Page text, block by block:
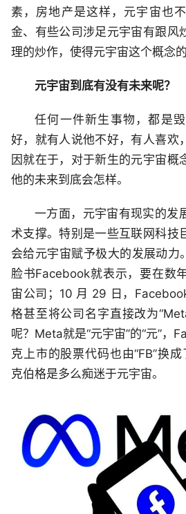
素，房地产是这样，元宇宙也
金、有些公司涉足元宇宙有跟风
理的炒作，使得元宇宙这个概念
元宇宙到底有没有未来呢？
任何一件新生事物，都是
好，就有人说他不好，有人喜欢
因就在于，对于新生的元宇宙概
他的未来到底会怎样。
一方面，元宇宙有现实的发
术支撑。特别是一些互联网科技
会给元宇宙赋予极大的发展动力
脸书Facebook就表示，要在数
宙公司；10 月 29 日，
格甚至将公司名字直接改为
呢？Meta就是“元宇宙”的“元”，
克上市的股票代码也由“FB”换
克伯格是多么痴迷于元宇宙。